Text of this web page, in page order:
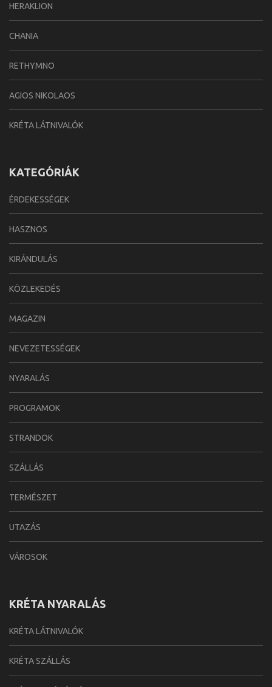
HERAKLION
CHANIA
RETHYMNO
AGIOS NIKOLAOS
KRÉTA LÁTNIVALÓK
KATEGÓRIÁK
ÉRDEKESSÉGEK
HASZNOS
KIRÁNDULÁS
KÖZLEKEDÉS
MAGAZIN
NEVEZETESSÉGEK
NYARALÁS
PROGRAMOK
STRANDOK
SZÁLLÁS
TERMÉSZET
UTAZÁS
VÁROSOK
KRÉTA NYARALÁS
KRÉTA LÁTNIVALÓK
KRÉTA SZÁLLÁS